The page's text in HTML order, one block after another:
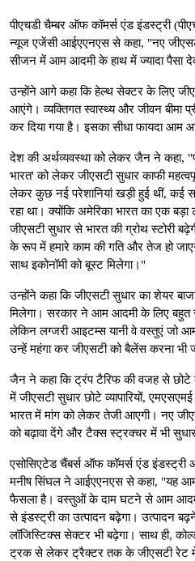
पीएचडी चैम्बर ऑफ कॉमर्स एंड इंडस्ट्री
न्यूज एजेंसी आईएएनएस से कहा, "नए
सीजन में आम आदमी के हाथ में ज्यादा पैसा
उन्होंने आगे कहा कि हेल्थ सेक्टर के लिए
आएंगे। व्यक्तिगत स्वास्थ्य और जीवन बीमा
कर दिया गया है। इसका सीधा फायदा आम
देश की अर्थव्यवस्था को लेकर जैन ने कहा,
भारत' को लेकर जीएसटी सुधार काफी
लेकर कुछ नई परेशानियां खड़ी हुई थीं, कई
रहा था। क्योंकि अमेरिका भारत का एक बड़ा
जीएसटी सुधार से भारत की ग्रोथ स्टोरी
के रूप में हमारे काम की गति और तेज हो
साथ इकोनॉमी को बूस्ट मिलेगा।"
उन्होंने कहा कि जीएसटी सुधार का शेयर
मिलेगा। सरकार ने आम आदमी के लिए बहुत
लेकिन लग्जरी आइटम्स यानी वे वस्तुएं जो
उन्हें महंगा कर जीएसटी को बैलेंस करना भी
जैन ने कहा कि ट्रंप टैरिफ की वजह से छोटे
में जीएसटी सुधार छोटे व्यापारियों,
भारत में मांग को लेकर तेजी आएगी। नए
को बढ़ावा देंगे और टैक्स स्ट्रक्चर में भी सुधार
एसोसिएटेड चैंबर्स ऑफ कॉमर्स एंड
मनीष सिंघल ने आईएएनएस से कहा, "यह आम
फैसला है। वस्तुओं के दाम घटने से आम आदमी
से इंडस्ट्री का उत्पादन बढ़ेगा। उत्पादन
लॉजिस्टिक्स सेक्टर भी बढ़ेगा। साथ ही,
ट्रक से लेकर ट्रैक्टर तक के जीएसटी रेट